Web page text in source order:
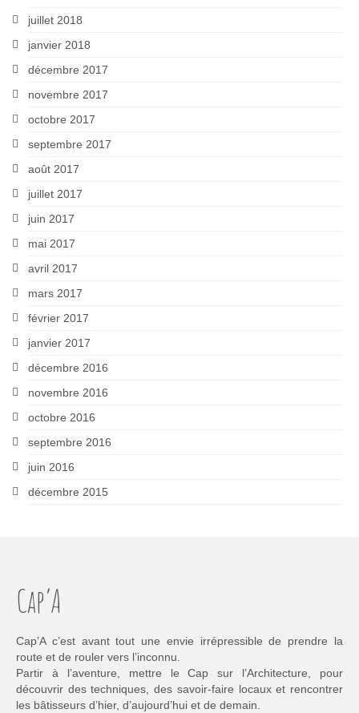
juillet 2018
janvier 2018
décembre 2017
novembre 2017
octobre 2017
septembre 2017
août 2017
juillet 2017
juin 2017
mai 2017
avril 2017
mars 2017
février 2017
janvier 2017
décembre 2016
novembre 2016
octobre 2016
septembre 2016
juin 2016
décembre 2015
Cap’A
Cap’A c’est avant tout une envie irrépressible de prendre la
route et de rouler vers l’inconnu.
Partir à l’aventure, mettre le Cap sur l’Architecture, pour
découvrir des techniques, des savoir-faire locaux et rencontrer
les bâtisseurs d’hier, d’aujourd’hui et de demain.